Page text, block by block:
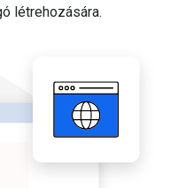
létrehozására.